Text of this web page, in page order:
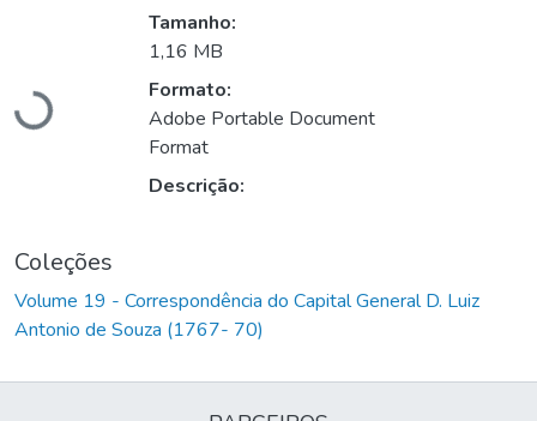
Carregando...
Tamanho:
1,16 MB
Formato:
Adobe Portable Document
Format
Descrição:
Coleções
Volume 19 - Correspondência do Capital General D. Luiz
Antonio de Souza (1767- 70)